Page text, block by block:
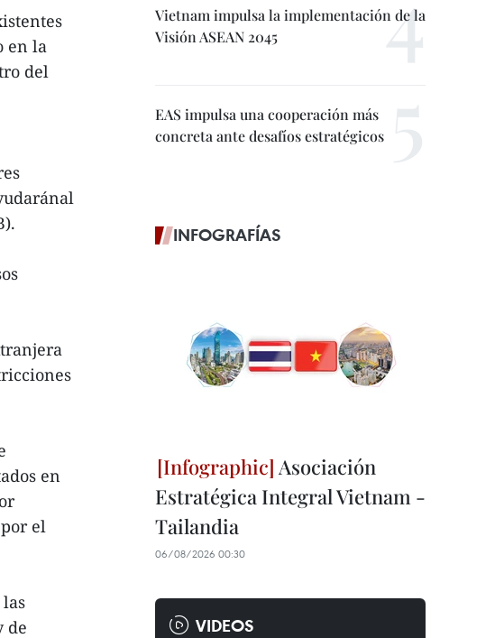
en la
del
en
el
de
Vietnam impulsa la implementación de la
Visión ASEAN 2045
EAS impulsa una cooperación más
concreta ante desafíos estratégicos
INFOGRAFÍAS
Asociación
Estratégica Integral Vietnam -
Tailandia
06/08/2026 00:30
VIDEOS